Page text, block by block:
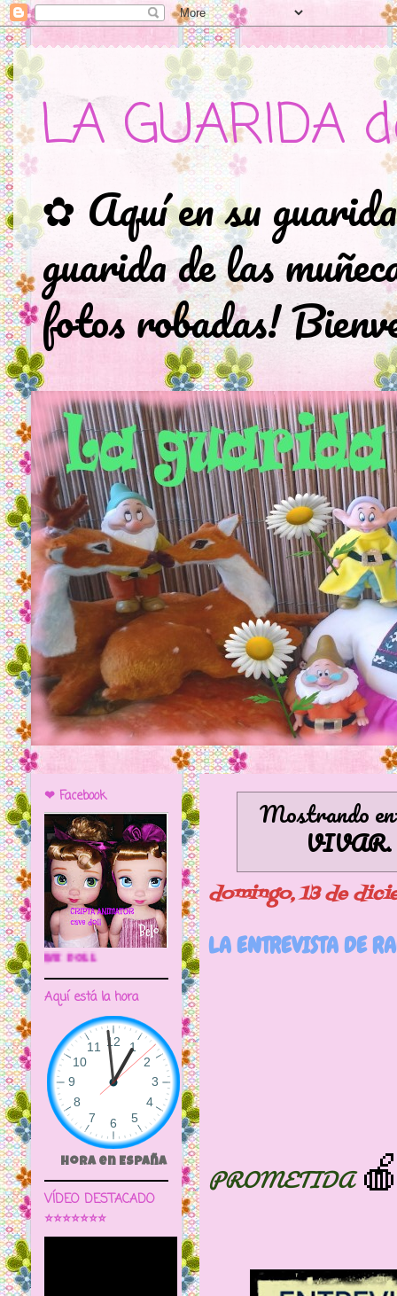
LA GUARIDA
✿ Aquí en su
guarida de las
fotos robadas!
Mostrando
VIVAR
domingo, 13 de
LA ENTREVISTA DE
PROMETIDA
❤ Facebook
🌼CRIPTA ANIMATOR CAVE DOLL
Aquí está la hora
Hora en España
VÍDEO DESTACADO
⭐⭐⭐⭐⭐⭐⭐